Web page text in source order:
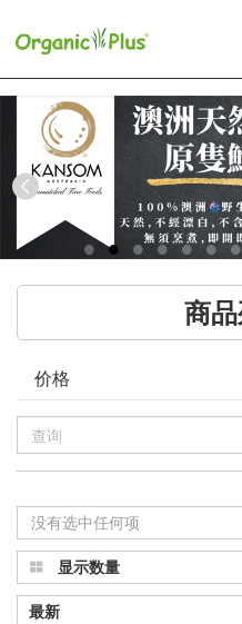
Previous
商
价格
没有选中任何项
显示数量
最新